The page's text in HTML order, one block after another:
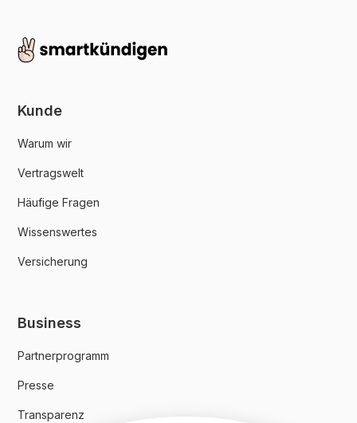
Kunde
Warum wir
Vertragswelt
Häufige Fragen
Wissenswertes
Versicherung
Business
Partnerprogramm
Presse
Transparenz